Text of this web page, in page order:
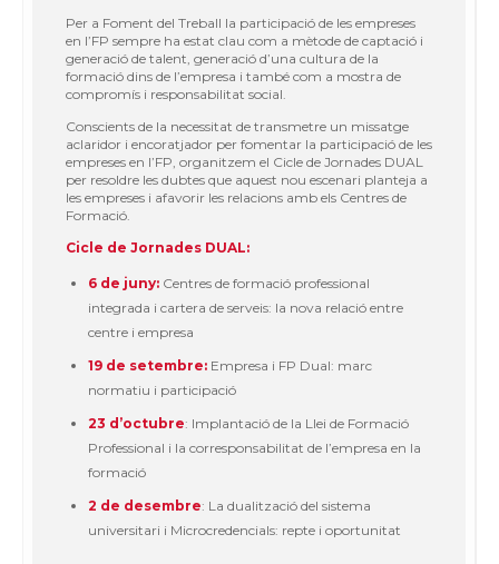
Per a Foment del Treball la participació de les empreses
en l’FP sempre ha estat clau com a mètode de captació i
generació de talent, generació d’una cultura de la
formació dins de l’empresa i també com a mostra de
compromís i responsabilitat social.
Conscients de la necessitat de transmetre un missatge
aclaridor i encoratjador per fomentar la participació de les
empreses en l’FP, organitzem el Cicle de Jornades DUAL
per resoldre les dubtes que aquest nou escenari planteja a
les empreses i afavorir les relacions amb els Centres de
Formació.
Cicle de Jornades DUAL:
6 de juny: Centres de formació professional
integrada i cartera de serveis: la nova relació entre
centre i empresa
19 de setembre: Empresa i FP Dual: marc
normatiu i participació
23 d’octubre: Implantació de la Llei de Formació
Professional i la corresponsabilitat de l’empresa en la
formació
2 de desembre: La dualització del sistema
universitari i Microcredencials: repte i oportunitat